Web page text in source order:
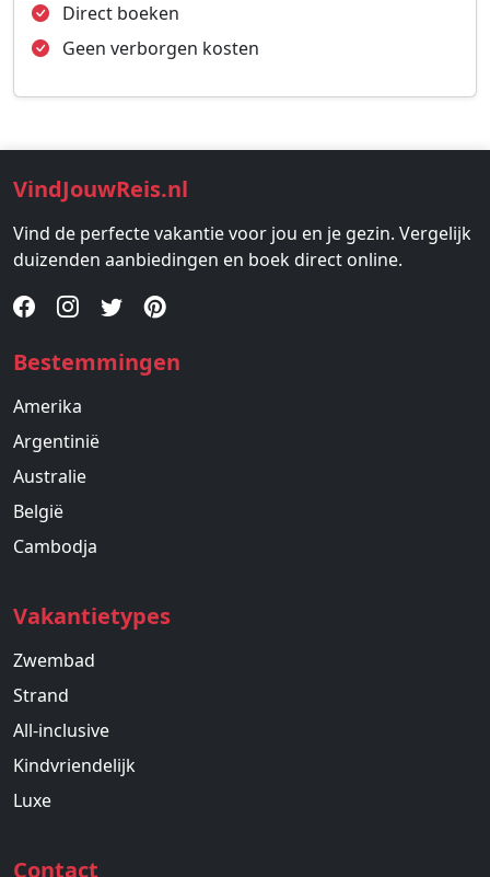
Direct boeken
Geen verborgen kosten
VindJouwReis.nl
Vind de perfecte vakantie voor jou en je gezin. Vergelijk
duizenden aanbiedingen en boek direct online.
Bestemmingen
Amerika
Argentinië
Australie
België
Cambodja
Vakantietypes
Zwembad
Strand
All-inclusive
Kindvriendelijk
Luxe
Contact